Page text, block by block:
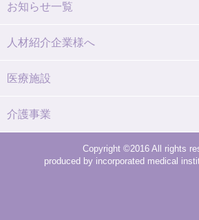
お知らせ一覧
人材紹介企業様へ
医療施設
介護事業
Copyright ©2016 All rights
produced by incorporated medical